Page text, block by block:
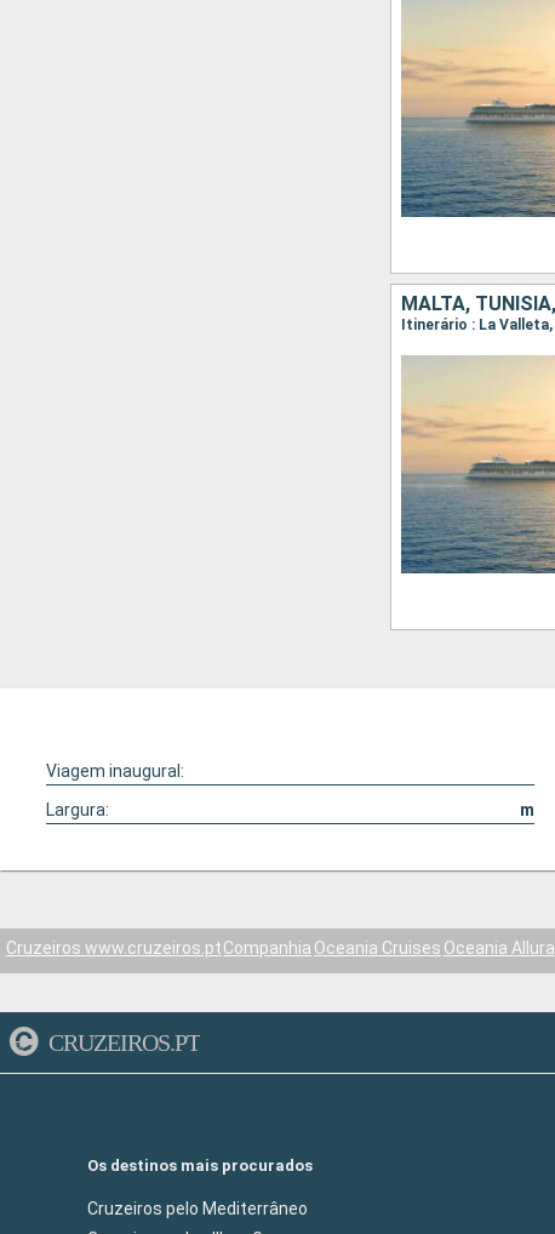
Viagem inaugural:
Largura:
m
Cruzeiros www.cruzeiros.ptCompanhia Oceania Cruises Oceania Allura
CRUZEIROS.PT
Os destinos mais procurados
Cruzeiros pelo Mediterrâneo